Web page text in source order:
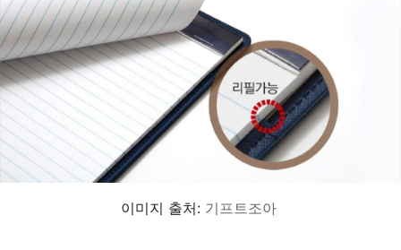
이미지 출처: 기프트조아